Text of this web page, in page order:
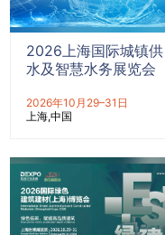
2026上海国际城镇供
水及智慧水务展览会
2026年10月29–31日
上海 中国